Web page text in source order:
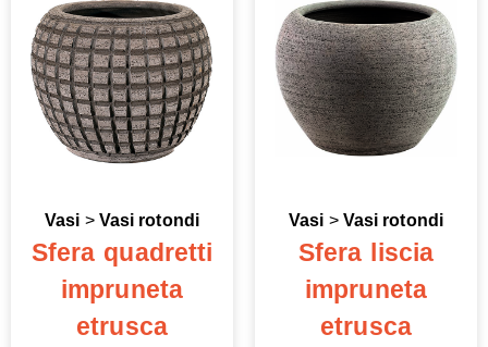
Vasi > Vasi rotondi
Sfera quadretti
impruneta
etrusca
Vasi > Vasi rotondi
Sfera liscia
impruneta
etrusca